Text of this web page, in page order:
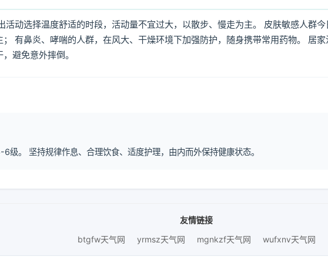
活动选择温度舒适的时段，活动量不宜过大，以散步、慢走为主。 皮肤敏感人群今
有鼻炎、哮喘的人群，在风大、干燥环境下加强防护，随身携带常用药物。 居家
避免意外摔倒。
。 坚持规律作息、合理饮食、适度护理，由内而外保持健康状态。
友情链接
btgfw天气网
yrmsz天气网 mgnkzf天气网 wufxnv天气网